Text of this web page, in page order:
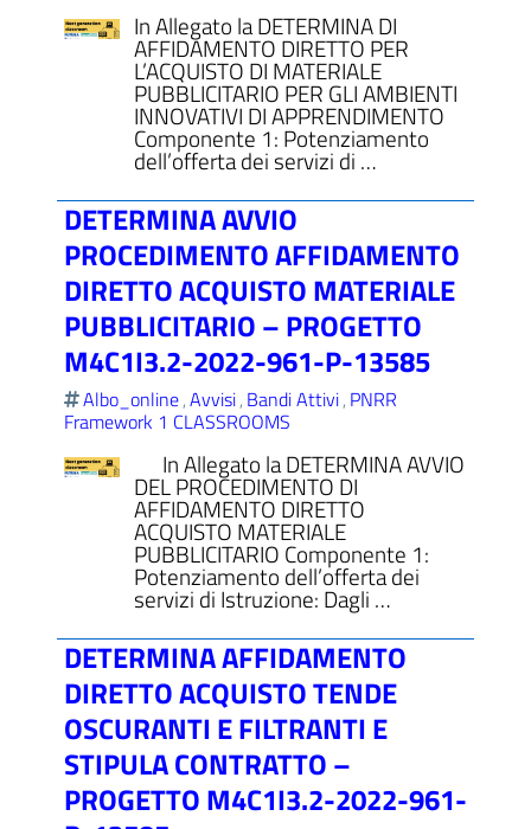
In Allegato la DETERMINA DI
AFFIDAMENTO DIRETTO PER
L’ACQUISTO DI MATERIALE
PUBBLICITARIO PER GLI AMBIENTI
INNOVATIVI DI APPRENDIMENTO
Componente 1: Potenziamento
dell’offerta dei servizi di …
DETERMINA AVVIO
PROCEDIMENTO AFFIDAMENTO
DIRETTO ACQUISTO MATERIALE
PUBBLICITARIO – PROGETTO
M4C1I3.2-2022-961-P-13585
Albo_online,Avvisi, Bandi Attivi, PNRR
Framework 1 CLASSROOMS
In Allegato la DETERMINA AVVIO
DEL PROCEDIMENTO DI
AFFIDAMENTO DIRETTO
ACQUISTO MATERIALE
PUBBLICITARIO Componente 1:
Potenziamento dell’offerta dei
servizi di Istruzione: Dagli …
DETERMINA AFFIDAMENTO
DIRETTO ACQUISTO TENDE
OSCURANTI E FILTRANTI E
STIPULA CONTRATTO –
PROGETTO M4C1I3.2-2022-961-